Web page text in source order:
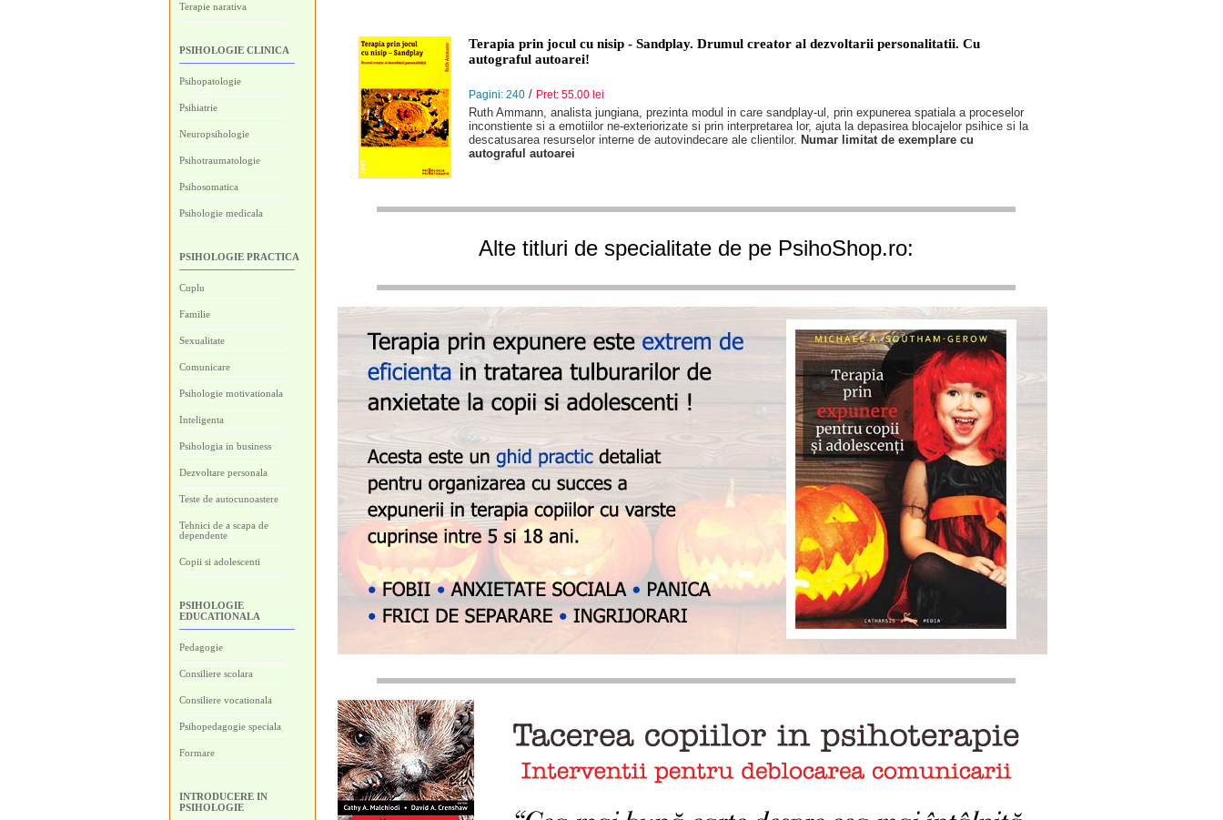
Terapie narativa
PSIHOLOGIE CLINICA
Psihopatologie
Psihiatrie
Neuropsihologie
Psihotraumatologie
Psihosomatica
Psihologie medicala
PSIHOLOGIE PRACTICA
Cuplu
Familie
Sexualitate
Comunicare
Psihologie motivationala
Inteligenta
Psihologia in business
Dezvoltare personala
Teste de autocunoastere
Tehnici de a scapa de
dependente
Copii si adolescenti
PSIHOLOGIE
EDUCATIONALA
Pedagogie
Consiliere scolara
Consiliere vocationala
Psihopedagogie speciala
Formare
INTRODUCERE IN
PSIHOLOGIE
Terapia prin jocul cu nisip - Sandplay. Drumul creator al dezvoltarii personalitatii. Cu
autograful autoarei!
Pagini: 240 / Pret: 55.00 lei
Ruth Ammann, analista jungiana, prezinta modul in care sandplay-ul, prin expunerea spatiala a proceselor
inconstiente si a emotiilor ne-exteriorizate si prin interpretarea lor, ajuta la depasirea blocajelor psihice si la
descatusarea resurselor interne de autovindecare ale clientilor. Numar limitat de exemplare cu
autograful autoarei
Alte titluri de specialitate de pe PsihoShop.ro: